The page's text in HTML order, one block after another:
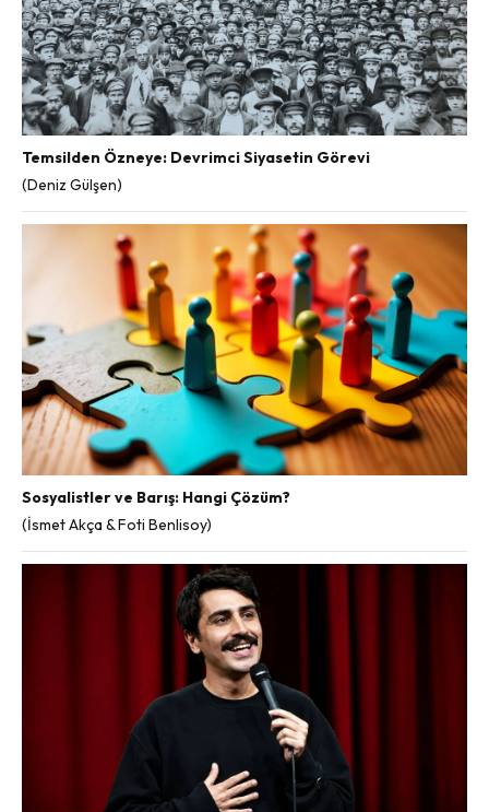
Temsilden Özneye: Devrimci Siyasetin Görevi
(Deniz Gülşen)
Sosyalistler ve Barış: Hangi Çözüm?
(İsmet Akça & Foti Benlisoy)